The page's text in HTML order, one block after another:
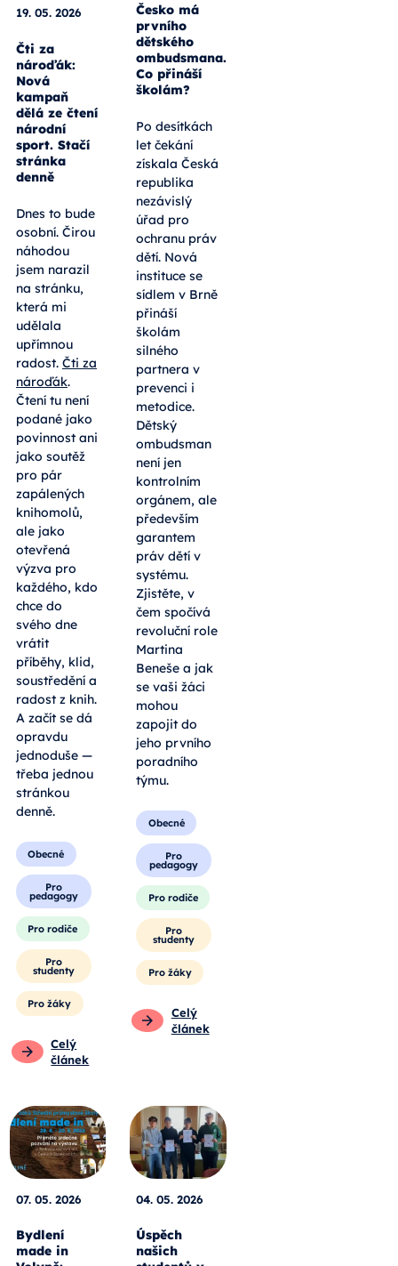
19. 05. 2026
Čti za
nároďák:
Nová
kampaň
dělá ze čtení
národní
sport. Stačí
stránka
denně
Dnes to bude
osobní. Čirou
náhodou
jsem narazil
na stránku,
která mi
udělala
upřímnou
radost. Čti za
nároďák.
Čtení tu není
podané jako
povinnost ani
jako soutěž
pro pár
zapálených
knihomolů,
ale jako
otevřená
výzva pro
každého, kdo
chce do
svého dne
vrátit
příběhy, klid,
soustředění a
radost z knih.
A začít se dá
opravdu
jednoduše —
třeba jednou
stránkou
denně.
Obecné
Pro
pedagogy
Pro rodiče
Pro
studenty
Pro žáky
Celý
článek
Česko má
prvního
dětského
ombudsmana.
Co přináší
školám?
Po desítkách
let čekání
získala Česká
republika
nezávislý
úřad pro
ochranu práv
dětí. Nová
instituce se
sídlem v Brně
přináší
školám
silného
partnera v
prevenci i
metodice.
Dětský
ombudsman
není jen
kontrolním
orgánem, ale
především
garantem
práv dětí v
systému.
Zjistěte, v
čem spočívá
revoluční role
Martina
Beneše a jak
se vaši žáci
mohou
zapojit do
jeho prvního
poradního
týmu.
Obecné
Pro
pedagogy
Pro rodiče
Pro
studenty
Pro žáky
Celý
článek
07. 05. 2026
Bydlení
made in
04. 05. 2026
Úspěch
našich